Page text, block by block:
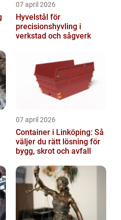
07 april 2026
Hyvelstål för
precisionshyvling i
verkstad och sågverk
07 april 2026
Container i Linköping: Så
väljer du rätt lösning för
bygg, skrot och avfall